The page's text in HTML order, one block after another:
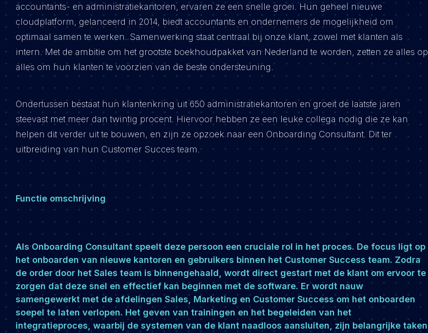
accountants- en administratiekantoren, ervaren ze een snelle groei. Hun geheel nieuwe
cloudplatform, gelanceerd in 2014, biedt accountants en ondernemers de mogelijkheid om
optimaal samen te werken. Samenwerking staat centraal bij onze klant, zowel met klanten als
intern. Met de ambitie om het grootste boekhoudpakket van Nederland te worden, zetten ze alles op
alles om hun klanten te voorzien van de beste ondersteuning.
Ondertussen bestaat hun klantenkring uit 650 administratiekantoren en groeit de laatste jaren
steevast met meer dan twintig procent. Hiervoor hebben ze een leuke collega nodig die ze kan
helpen dit verder uit te bouwen, en zijn ze opzoek naar een Onboarding Consultant. Dit ter
uitbreiding van hun Customer Succes team.
Functie omschrijving
Als Onboarding Consultant speelt deze persoon een cruciale rol in het proces. De focus ligt op
het onboarden van nieuwe kantoren en gebruikers binnen het Customer Success team. Zodra
de order door het Sales team is binnengehaald, wordt direct gestart met de klant om ervoor te
zorgen dat deze snel en effectief kan beginnen met de software. Er wordt nauw
samengewerkt met de afdelingen Sales, Marketing en Customer Success om het onboarden
soepel te laten verlopen. Het geven van trainingen en het begeleiden van het
integratieproces, waarbij de systemen van de klant naadloos aansluiten, zijn belangrijke taken